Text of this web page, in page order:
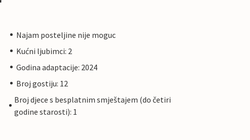
Najam posteljine nije moguc
Kućni ljubimci: 2
Godina adaptacije: 2024
Broj gostiju: 12
Broj djece s besplatnim smještajem (do četiri
godine starosti): 1